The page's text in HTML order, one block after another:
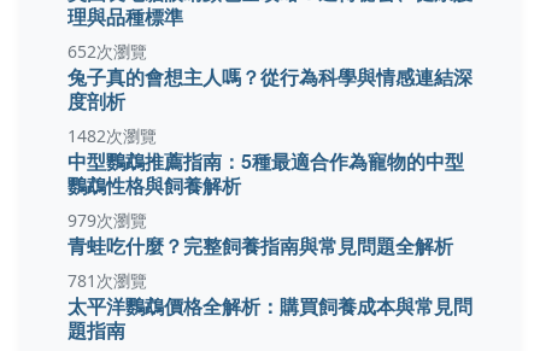
理與品種標準
652次瀏覽
兔子真的會想主人嗎？從行為科學與情感連結深
度剖析
1482次瀏覽
中型鸚鵡推薦指南：5種最適合作為寵物的中型
鸚鵡性格與飼養解析
979次瀏覽
青蛙吃什麼？完整飼養指南與常見問題全解析
781次瀏覽
太平洋鸚鵡價格全解析：購買飼養成本與常見問
題指南